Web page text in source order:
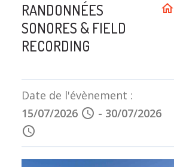
home
RANDONNÉES
SONORES & FIELD
RECORDING
Date de l'évènement :
15/07/2026 schedule - 30/07/2026
schedule